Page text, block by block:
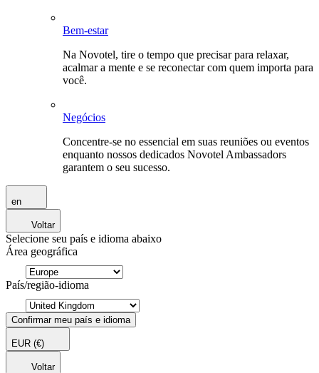
Bem-estar
Na Novotel, tire o tempo que precisar para relaxar,
acalmar a mente e se reconectar com quem importa para
você.
Negócios
Concentre-se no essencial em suas reuniões ou eventos
enquanto nossos dedicados Novotel Ambassadors
garantem o seu sucesso.
en
Voltar
Selecione seu país e idioma abaixo
Área geográfica
País/região-idioma
Confirmar meu país e idioma
EUR (€)
Voltar